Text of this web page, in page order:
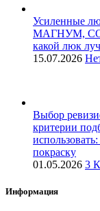
Усиленные
МАГНУМ,
какой люк
15.07.2026
Выбор
критерии
покраску
01.05.2026 3
Информация